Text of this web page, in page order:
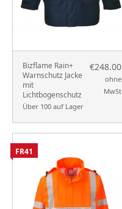
Bizflame Rain+
Warnschutz Jacke
mit
Lichtbogenschutz
Über 100 auf Lager
€248.00
ohne
MwSt
FR41